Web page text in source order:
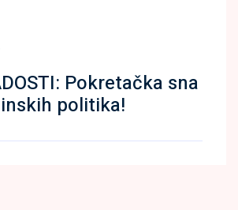
Pokretačka sna
politika!